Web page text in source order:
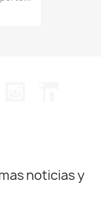
noticias y